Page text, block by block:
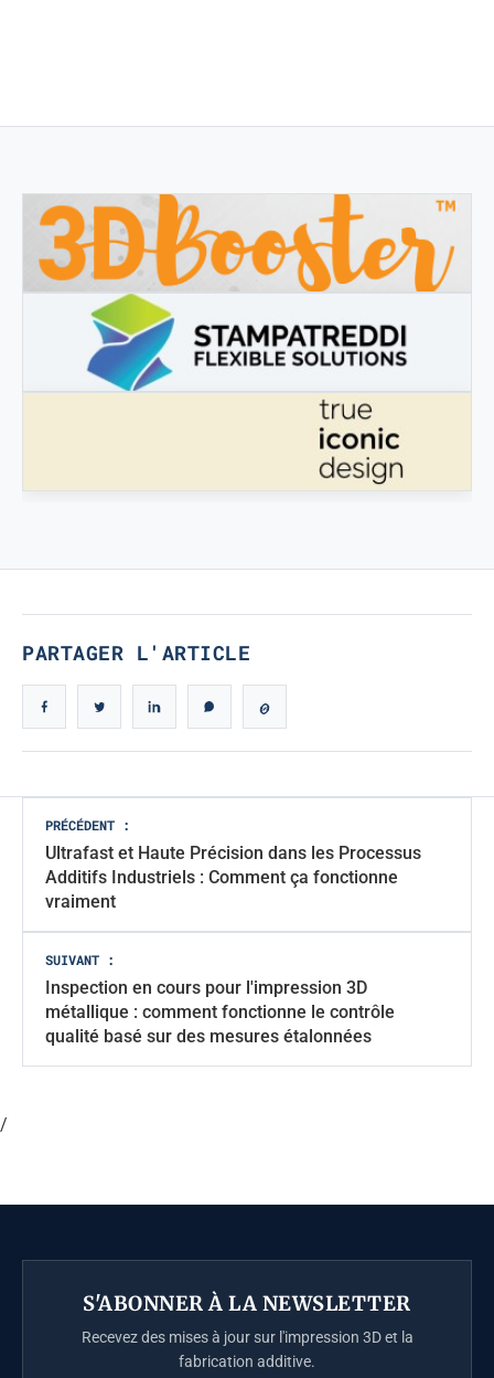
3DBOOSTER
3DBooster - Prodotti innovativi per stampa 3D
PARTAGER L'ARTICLE
Navigation
des
articles
PRÉCÉDENT :
Ultrafast et Haute Précision dans les Processus
Additifs Industriels : Comment ça fonctionne
vraiment
SUIVANT :
Inspection en cours pour l'impression 3D
métallique : comment fonctionne le contrôle
qualité basé sur des mesures étalonnées
/
S'ABONNER À LA NEWSLETTER
Recevez des mises à jour sur l'impression 3D et la
fabrication additive.